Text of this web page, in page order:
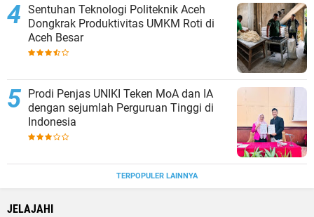
Sentuhan Teknologi Politeknik Aceh
Dongkrak Produktivitas UMKM Roti di
Aceh Besar
Prodi Penjas UNIKI Teken MoA dan IA
dengan sejumlah Perguruan Tinggi di
Indonesia
TERPOPULER LAINNYA
JELAJAHI